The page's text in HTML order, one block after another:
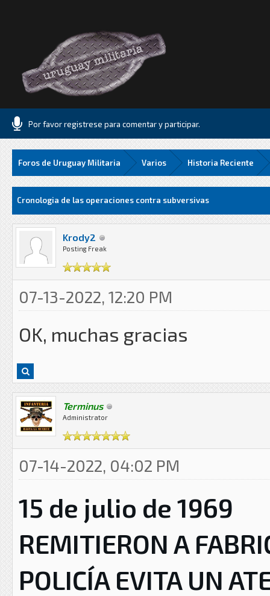
Por favor registrese para comentar y participar.
Foros de Uruguay Militaria Varios Historia Reciente
Cronologia de las operaciones contra subversivas
Krody2
Posting Freak
07-13-2022, 12:20 PM
OK, muchas gracias
Terminus
Administrator
07-14-2022, 04:02 PM
15 de julio de 1969
REMITIERON A
POLICÍA EVITA UN